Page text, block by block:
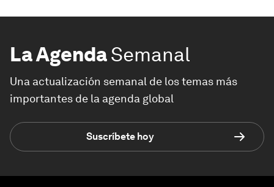
La AgendaSemanal
Una actualización semanal de los temas más
importantes de la agenda global
Suscríbete hoy